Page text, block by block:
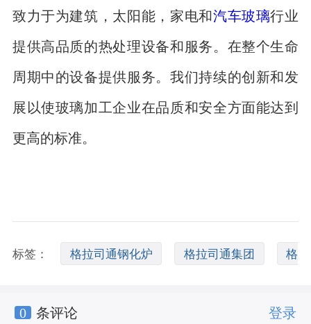
致力于为建筑，太阳能，家电和汽车玻璃行业
提供高品质的热处理设备和服务。在整个生命
周期中的设备提供服务。我们持续的创新和发
展以使玻璃加工企业在品质和安全方面能达到
更高的标准。
标签： 格拉司通钢化炉 格拉司通集团 格
拉斯通钢化炉
0 条评论 登录